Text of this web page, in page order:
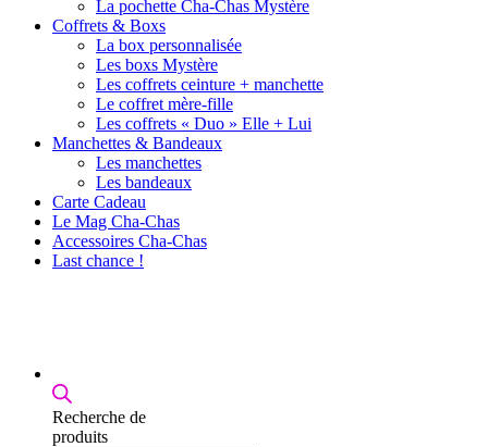
La pochette Cha-Chas Mystère
Coffrets & Boxs
La box personnalisée
Les boxs Mystère
Les coffrets ceinture + manchette
Le coffret mère-fille
Les coffrets « Duo » Elle + Lui
Manchettes & Bandeaux
Les manchettes
Les bandeaux
Carte Cadeau
Le Mag Cha-Chas
Accessoires Cha-Chas
Last chance !
Recherche de
produits